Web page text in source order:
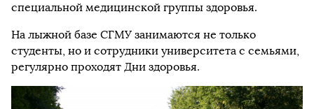
специальной медицинской группы здоровья.
На лыжной базе СГМУ занимаются не только
студенты, но и сотрудники университета с семьями,
регулярно проходят Дни здоровья.